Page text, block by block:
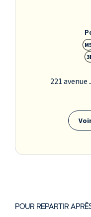
221 avenue
POUR REPARTIR